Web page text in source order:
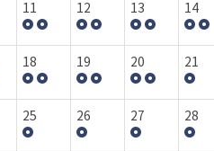
11 12 13 14
18 19 20 21
25 26 27 28